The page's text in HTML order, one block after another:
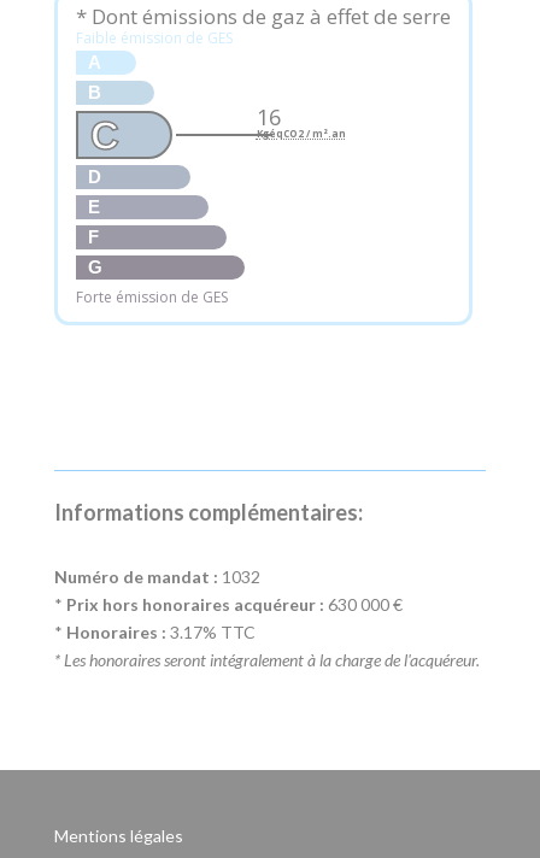
* Dont émissions de gaz à effet de serre
Faible émission de GES
A
B
C
D
E
F
G
Forte émission de GES
16
KgéqCO2 / m².an
Informations complémentaires:
Numéro de mandat : 1032
* Prix hors honoraires acquéreur : 630 000 €
* Honoraires : 3.17% TTC
* Les honoraires seront intégralement à la charge de l'acquéreur.
Mentions légales